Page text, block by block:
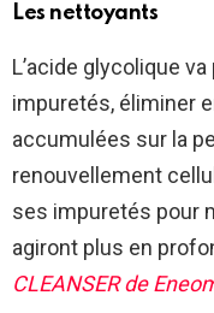
Les nettoyants
L’acide glycolique
impuretés, éliminer
accumulées sur la
renouvellement
ses impuretés pour
agiront plus en
CLEANSERde